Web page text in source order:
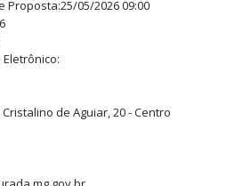
Proposta:25/05/2026 09:00
de Aguiar, 20 - Centro